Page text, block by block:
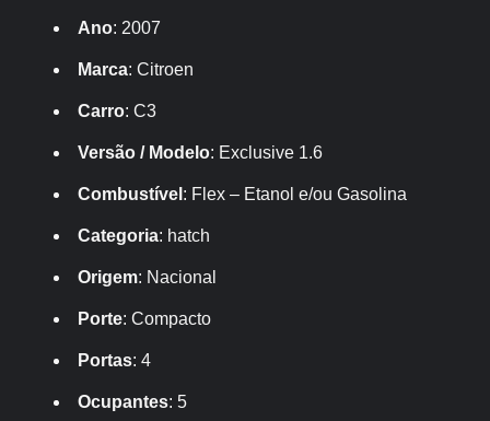
Ano: 2007
Marca: Citroen
Carro: C3
Versão / Modelo: Exclusive 1.6
Combustível : Flex – Etanol e/ou Gasolina
Categoria: hatch
Origem: Nacional
Porte: Compacto
Portas: 4
Ocupantes: 5